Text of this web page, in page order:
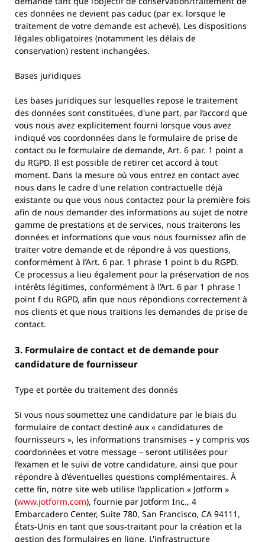
ces données ne devient pas caduc (par ex. lorsque le
traitement de votre demande est achevé). Les dispositions
légales obligatoires (notamment les délais de
conservation) restent inchangées.
Bases juridiques
Les bases juridiques sur lesquelles repose le traitement
des données sont constituées, d'une part, par l’accord que
vous nous avez explicitement fourni lorsque vous avez
indiqué vos coordonnées dans le formulaire de prise de
contact ou le formulaire de demande, Art. 6 par. 1 point a
du RGPD. Il est possible de retirer cet accord à tout
moment. Dans la mesure où vous entrez en contact avec
nous dans le cadre d'une relation contractuelle déjà
existante ou que vous nous contactez pour la première fois
afin de nous demander des informations au sujet de notre
gamme de prestations et de services, nous traiterons les
données et informations que vous nous fournissez afin de
traiter votre demande et de répondre à vos questions,
conformément à l’Art. 6 par. 1 phrase 1 point b du RGPD.
Ce processus a lieu également pour la préservation de nos
intérêts légitimes, conformément à l’Art. 6 par 1 phrase 1
point f du RGPD, afin que nous répondions correctement à
nos clients et que nous traitions les demandes de prise de
contact.
3. Formulaire de contact et de demande pour
candidature de fournisseur
Type et portée du traitement des donnés
Si vous nous soumettez une candidature par le biais du
formulaire de contact destiné aux « candidatures de
fournisseurs », les informations transmises – y compris vos
coordonnées et votre message – seront utilisées pour
l’examen et le suivi de votre candidature, ainsi que pour
répondre à d’éventuelles questions complémentaires. À
cette fin, notre site web utilise l’application « Jotform »
(www.jotform.com), fournie par Jotform Inc., 4
Embarcadero Center, Suite 780, San Francisco, CA 94111,
États-Unis en tant que sous-traitant pour la création et la
gestion des formulaires en ligne. L'infrastructure